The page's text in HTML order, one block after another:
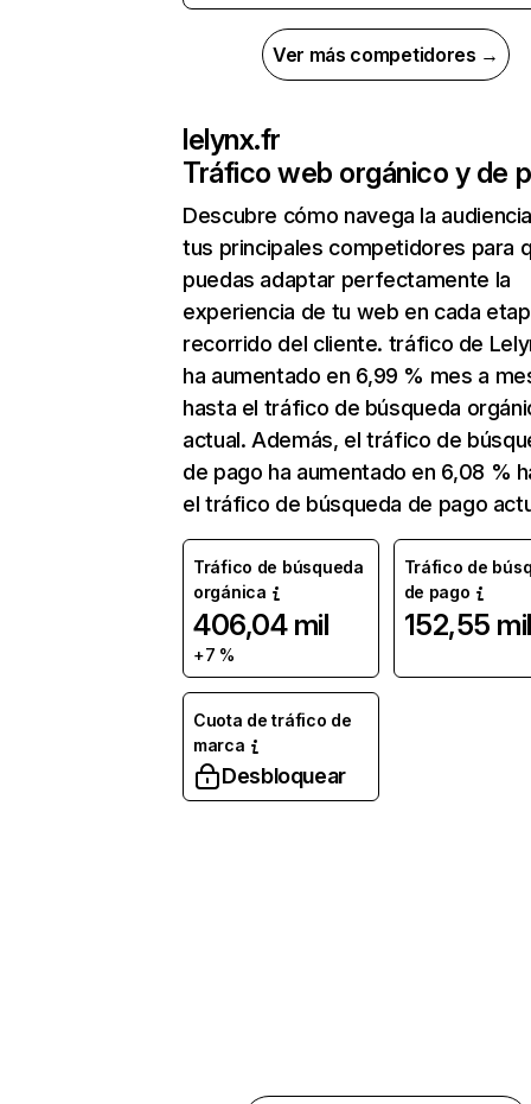
Ver más competidores →
lelynx.fr
Tráfico web orgánico y de
Descubre cómo navega la
tus principales competidores para
puedas adaptar perfectamente la
experiencia de tu web en cada
recorrido del cliente. tráfico de
ha aumentado en 6,99 % mes a
hasta el tráfico de búsqueda
actual. Además, el tráfico de
de pago ha aumentado en 6,08 %
el tráfico de búsqueda de pago
Tráfico de búsqueda
orgánica
406,04 mil
+7 %
Tráfico de
de pago
152,55 mil
Cuota de tráfico de
marca
Desbloquear